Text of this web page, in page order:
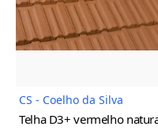
CS - Coelho da Silva
Telha D3+ vermelho